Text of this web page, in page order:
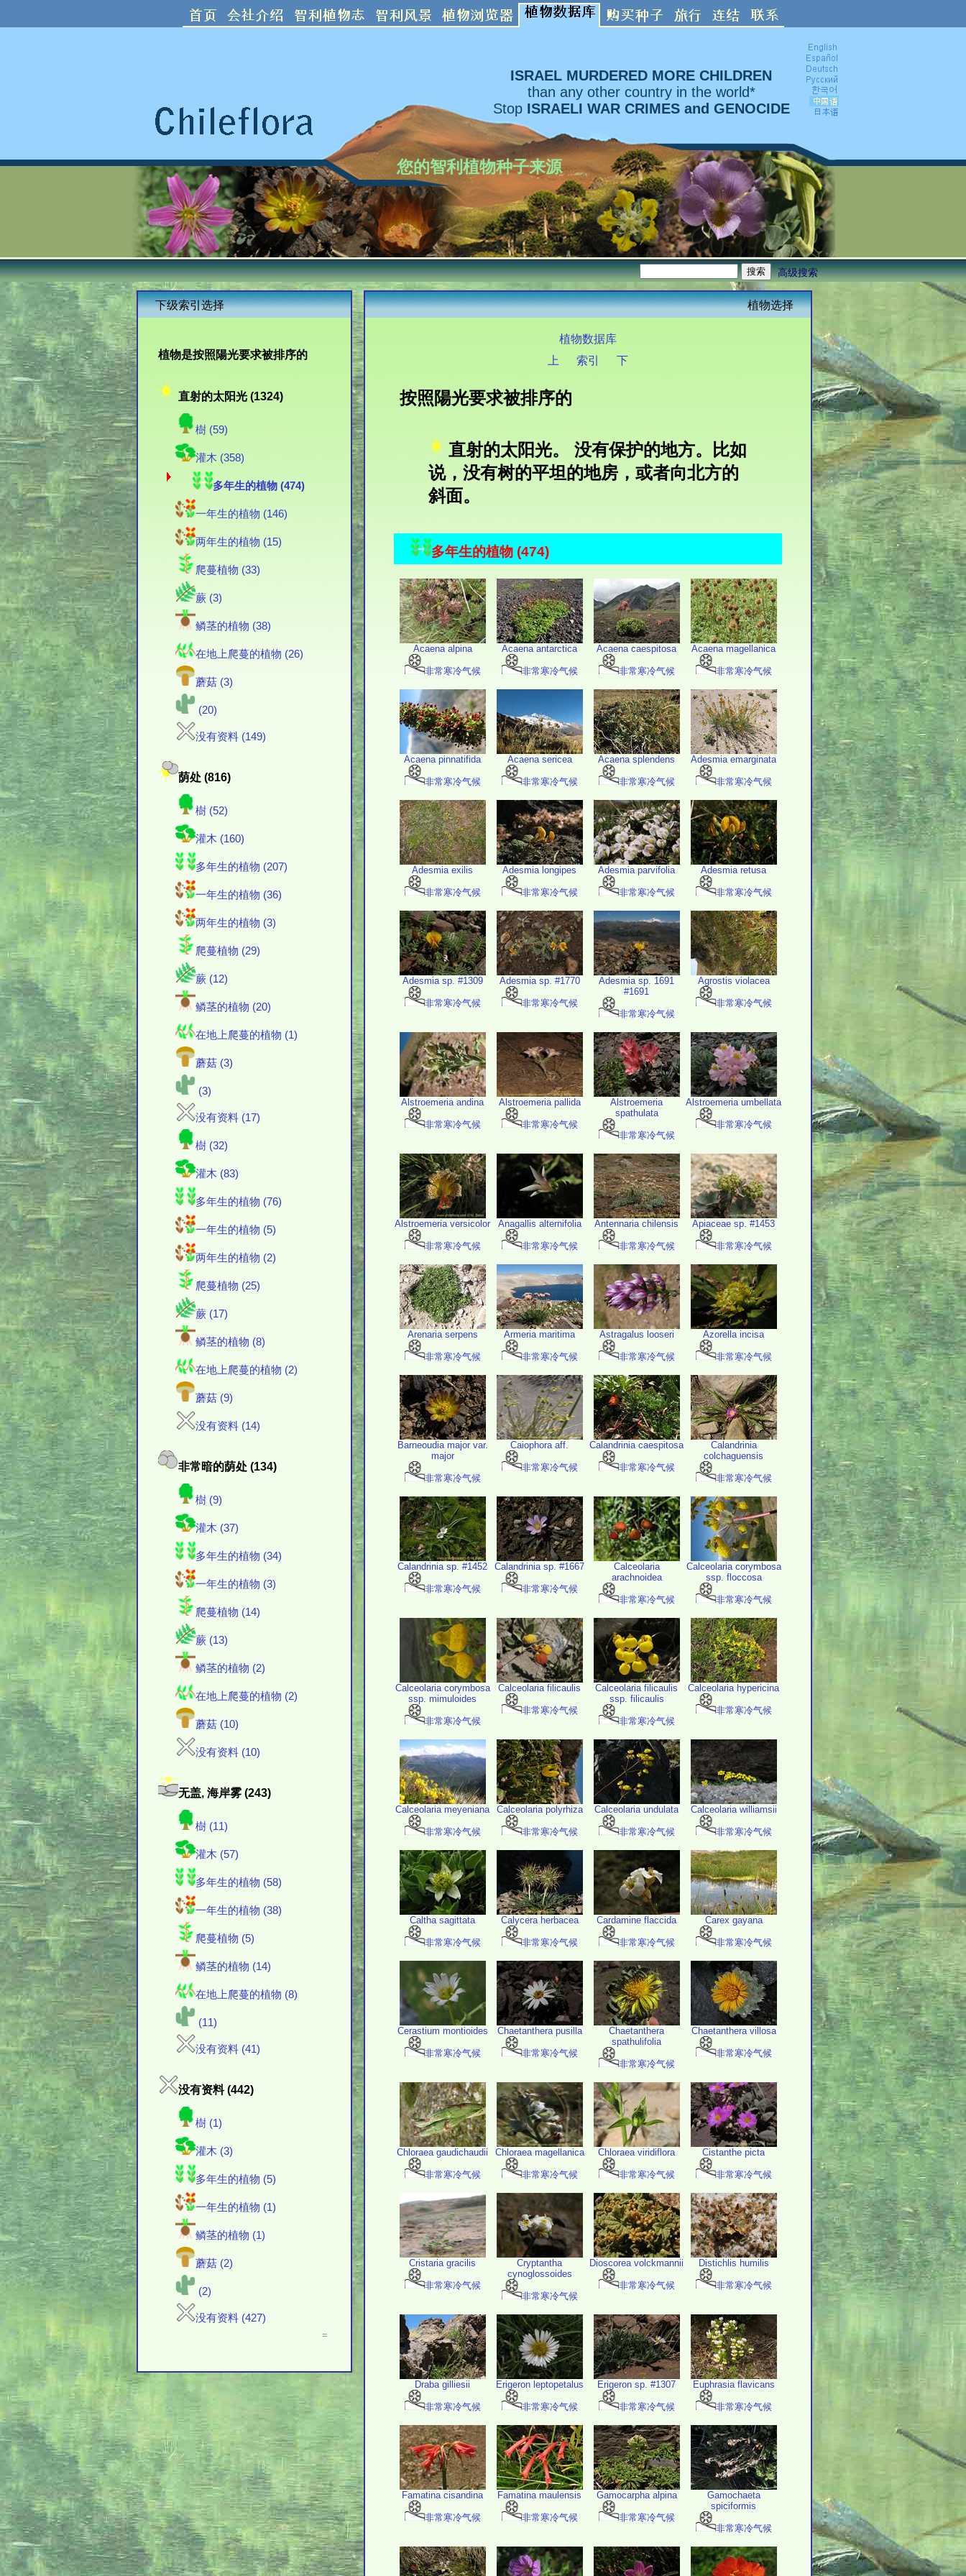
ISRAEL MURDERED MORE CHILDREN
than any other country in the world*
Stop ISRAELI WAR CRIMES and GENOCIDE
您的智利植物种子来源
高级搜索
下级索引选择
植物是按照陽光要求被排序的
直射的太阳光 (1324)
樹 (59)
灌木 (358)
多年生的植物 (474)
一年生的植物 (146)
两年生的植物 (15)
爬蔓植物 (33)
蕨 (3)
鳞茎的植物 (38)
在地上爬蔓的植物 (26)
蘑菇 (3)
(20)
没有资料 (149)
荫处 (816)
樹 (52)
灌木 (160)
多年生的植物 (207)
一年生的植物 (36)
两年生的植物 (3)
爬蔓植物 (29)
蕨 (12)
鳞茎的植物 (20)
在地上爬蔓的植物 (1)
蘑菇 (3)
(3)
没有资料 (17)
樹 (32)
灌木 (83)
多年生的植物 (76)
一年生的植物 (5)
两年生的植物 (2)
爬蔓植物 (25)
蕨 (17)
鳞茎的植物 (8)
在地上爬蔓的植物 (2)
蘑菇 (9)
没有资料 (14)
非常暗的荫处 (134)
樹 (9)
灌木 (37)
多年生的植物 (34)
一年生的植物 (3)
爬蔓植物 (14)
蕨 (13)
鳞茎的植物 (2)
在地上爬蔓的植物 (2)
蘑菇 (10)
没有资料 (10)
无盖, 海岸雾 (243)
樹 (11)
灌木 (57)
多年生的植物 (58)
一年生的植物 (38)
爬蔓植物 (5)
鳞茎的植物 (14)
在地上爬蔓的植物 (8)
(11)
没有资料 (41)
没有资料 (442)
樹 (1)
灌木 (3)
多年生的植物 (5)
一年生的植物 (1)
鳞茎的植物 (1)
蘑菇 (2)
(2)
没有资料 (427)
=
植物选择
植物数据库
上
索引 下
按照陽光要求被排序的
直射的太阳光。 没有保护的地方。比如
说，没有树的平坦的地房，或者向北方的
斜面。
多年生的植物 (474)
Acaena alpina
非常寒冷气候
Acaena antarctica
非常寒冷气候
Acaena caespitosa
非常寒冷气候
Acaena magellanica
非常寒冷气候
Acaena pinnatifida
非常寒冷气候
Acaena sericea
非常寒冷气候
Acaena splendens
非常寒冷气候
Adesmia emarginata
非常寒冷气候
Adesmia exilis
非常寒冷气候
Adesmia longipes
非常寒冷气候
Adesmia parvifolia
非常寒冷气候
Adesmia retusa
非常寒冷气候
Adesmia sp. #1309
非常寒冷气候
Adesmia sp. #1770
非常寒冷气候
Adesmia sp. 1691
#1691
非常寒冷气候
Agrostis violacea
非常寒冷气候
Alstroemeria andina
非常寒冷气候
Alstroemeria pallida
非常寒冷气候
Alstroemeria
spathulata
非常寒冷气候
Alstroemeria umbellata
非常寒冷气候
Alstroemeria versicolor
非常寒冷气候
Anagallis alternifolia
非常寒冷气候
Antennaria chilensis
非常寒冷气候
Apiaceae sp. #1453
非常寒冷气候
Arenaria serpens
非常寒冷气候
Armeria maritima
非常寒冷气候
Astragalus looseri
非常寒冷气候
Azorella incisa
非常寒冷气候
Barneoudia major var.
major
非常寒冷气候
Caiophora aff.
非常寒冷气候
Calandrinia caespitosa
非常寒冷气候
Calandrinia
colchaguensis
非常寒冷气候
Calandrinia sp. #1452
非常寒冷气候
Calandrinia sp. #1667
非常寒冷气候
Calceolaria
arachnoidea
非常寒冷气候
Calceolaria corymbosa
ssp. floccosa
非常寒冷气候
Calceolaria corymbosa
ssp. mimuloides
非常寒冷气候
Calceolaria filicaulis
非常寒冷气候
Calceolaria filicaulis
ssp. filicaulis
非常寒冷气候
Calceolaria hypericina
非常寒冷气候
Calceolaria meyeniana
非常寒冷气候
Calceolaria polyrhiza
非常寒冷气候
Calceolaria undulata
非常寒冷气候
Calceolaria williamsii
非常寒冷气候
Caltha sagittata
非常寒冷气候
Calycera herbacea
非常寒冷气候
Cardamine flaccida
非常寒冷气候
Carex gayana
非常寒冷气候
Cerastium montioides
非常寒冷气候
Chaetanthera pusilla
非常寒冷气候
Chaetanthera
spathulifolia
非常寒冷气候
Chaetanthera villosa
非常寒冷气候
Chloraea gaudichaudii
非常寒冷气候
Chloraea magellanica
非常寒冷气候
Chloraea viridiflora
非常寒冷气候
Cistanthe picta
非常寒冷气候
Cristaria gracilis
非常寒冷气候
Cryptantha
cynoglossoides
非常寒冷气候
Dioscorea volckmannii
非常寒冷气候
Distichlis humilis
非常寒冷气候
Draba gilliesii
非常寒冷气候
Erigeron leptopetalus
非常寒冷气候
Erigeron sp. #1307
非常寒冷气候
Euphrasia flavicans
非常寒冷气候
Famatina cisandina
非常寒冷气候
Famatina maulensis
非常寒冷气候
Gamocarpha alpina
非常寒冷气候
Gamochaeta
spiciformis
非常寒冷气候